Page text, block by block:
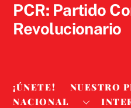
PCR: Partido
Revolucionario
¡ÚNETE!
NUESTRO
NACIONAL